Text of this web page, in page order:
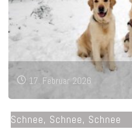
17. Februar 2026
Schnee, Schnee, Schnee